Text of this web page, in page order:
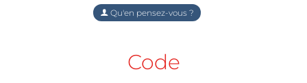
Qu'en pensez-vous ?
Code